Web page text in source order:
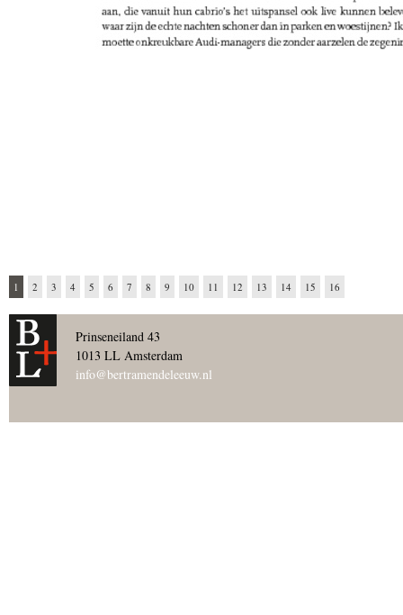
1 2 3 4 5 6 7 8 9 10 11 12 13 14 15 16
Prinseneiland 43
1013 LL Amsterdam
info@bertramendeleeuw.nl